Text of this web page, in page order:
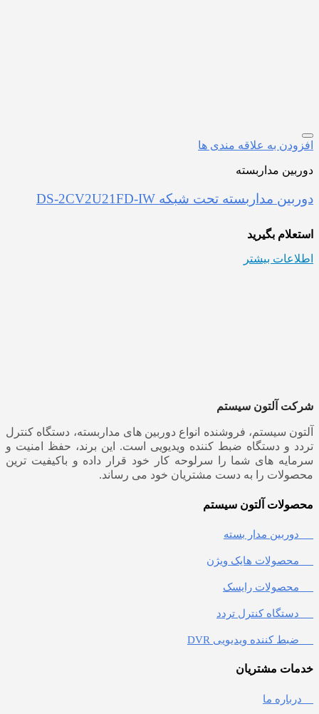
افزودن به علاقه مندی ها
دوربین مداربسته
دوربین مداربسته تحت شبکه DS-2CV2U21FD-IW
استعلام بگیرید
اطلاعات بیشتر
شرکت آلتون سیستم
آلتون سیستم، فروشنده انواع دوربین های مداربسته، دستگاه کنترل
تردد و دستگاه ضبط کننده ویدیویی است. این برند، حفظ امنیت و
سرمایه های شما را سرلوحه کار خود قرار داده و باکیفیت ترین
محصولات را به دست مشتریان خود می رساند.
محصولات آلتون سیستم
دوربین مدار بسته
محصولات هایک ویژن
محصولات رایسک
دستگاه کنترل تردد
ضبط کننده ویدیویی DVR
خدمات مشتریان
درباره ما